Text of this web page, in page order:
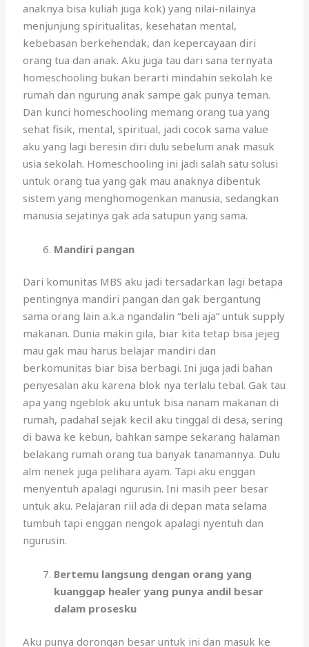
anaknya bisa kuliah juga kok) yang nilai-nilainya
menjunjung spiritualitas, kesehatan mental,
kebebasan berkehendak, dan kepercayaan diri
orang tua dan anak. Aku juga tau dari sana ternyata
homeschooling bukan berarti mindahin sekolah ke
rumah dan ngurung anak sampe gak punya teman.
Dan kunci homeschooling memang orang tua yang
sehat fisik, mental, spiritual, jadi cocok sama value
aku yang lagi beresin diri dulu sebelum anak masuk
usia sekolah. Homeschooling ini jadi salah satu solusi
untuk orang tua yang gak mau anaknya dibentuk
sistem yang menghomogenkan manusia, sedangkan
manusia sejatinya gak ada satupun yang sama.
Mandiri pangan
Dari komunitas MBS aku jadi tersadarkan lagi betapa
pentingnya mandiri pangan dan gak bergantung
sama orang lain a.k.a ngandalin “beli aja” untuk supply
makanan. Dunia makin gila, biar kita tetap bisa jejeg
mau gak mau harus belajar mandiri dan
berkomunitas biar bisa berbagi. Ini juga jadi bahan
penyesalan aku karena blok nya terlalu tebal. Gak tau
apa yang ngeblok aku untuk bisa nanam makanan di
rumah, padahal sejak kecil aku tinggal di desa, sering
di bawa ke kebun, bahkan sampe sekarang halaman
belakang rumah orang tua banyak tanamannya. Dulu
alm nenek juga pelihara ayam. Tapi aku enggan
menyentuh apalagi ngurusin. Ini masih peer besar
untuk aku. Pelajaran riil ada di depan mata selama
tumbuh tapi enggan nengok apalagi nyentuh dan
ngurusin.
Bertemu langsung dengan orang yang
kuanggap healer yang punya andil besar
dalam prosesku
Aku punya dorongan besar untuk ini dan masuk ke